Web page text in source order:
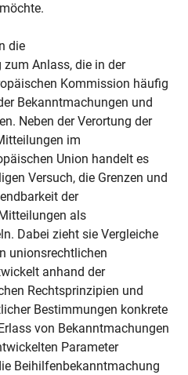
die
Anlass, die in der
Kommission häufig
Bekanntmachungen und
Neben der Verortung der
im
Union handelt es
Versuch, die Grenzen und
der
als
Dabei zieht sie Vergleiche
unionsrechtlichen
anhand der
Rechtsprinzipien und
Bestimmungen konkrete
von Bekanntmachungen
Parameter
Beihilfenbekanntmachung